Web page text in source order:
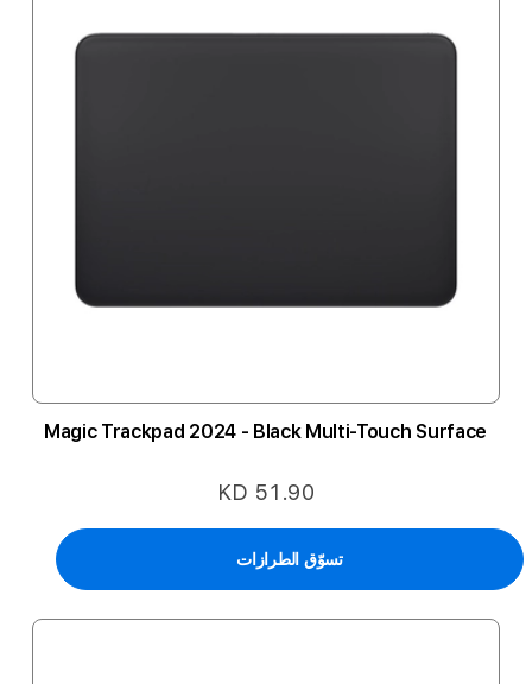
Magic Trackpad 2024 - Black Multi-Touch Surface
KD 51.90
تسوّق الطرازات